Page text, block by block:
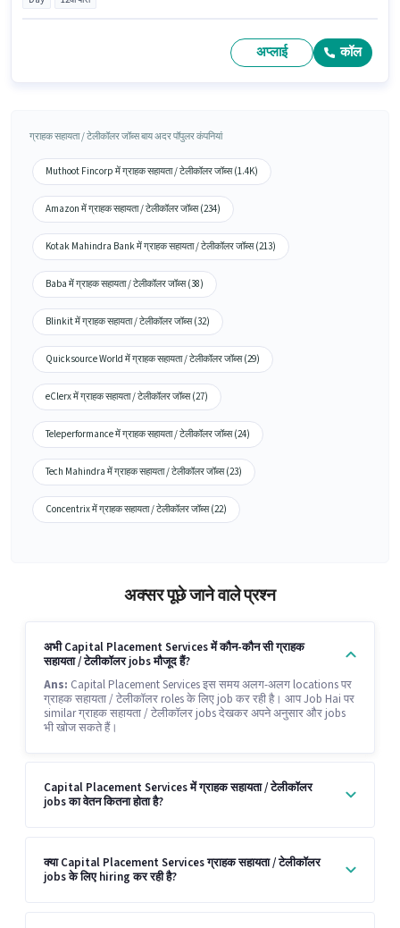
अप्लाई कॉल
ग्राहक सहायता / टेलीकॉलर जॉब्स बाय अदर पॉपुलर कंपनियां
Muthoot Fincorp में ग्राहक सहायता / टेलीकॉलर जॉब्स (1.4K)
Amazon में ग्राहक सहायता / टेलीकॉलर जॉब्स (234)
Kotak Mahindra Bank में ग्राहक सहायता / टेलीकॉलर जॉब्स (213)
Baba में ग्राहक सहायता / टेलीकॉलर जॉब्स (38)
Blinkit में ग्राहक सहायता / टेलीकॉलर जॉब्स (32)
Quicksource World में ग्राहक सहायता / टेलीकॉलर जॉब्स (29)
eClerx में ग्राहक सहायता / टेलीकॉलर जॉब्स (27)
Teleperformance में ग्राहक सहायता / टेलीकॉलर जॉब्स (24)
Tech Mahindra में ग्राहक सहायता / टेलीकॉलर जॉब्स (23)
Concentrix में ग्राहक सहायता / टेलीकॉलर जॉब्स (22)
अक्सर पूछे जाने वाले प्रश्न
अभी Capital Placement Services में कौन-कौन सी ग्राहक
सहायता / टेलीकॉलर jobs मौजूद हैं?
Ans: Capital Placement Services इस समय अलग-अलग locations पर
ग्राहक सहायता / टेलीकॉलर roles के लिए job कर रही है। आप Job Hai पर
similar ग्राहक सहायता / टेलीकॉलर jobs देखकर अपने अनुसार और jobs
भी खोज सकते हैं।
Capital Placement Services में ग्राहक सहायता / टेलीकॉलर
jobs का वेतन कितना होता है?
क्या Capital Placement Services ग्राहक सहायता / टेलीकॉलर
jobs के लिए hiring कर रही है?